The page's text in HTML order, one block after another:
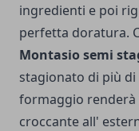
ingredienti e poi
perfetta doratura.
Montasio semi
stagionato di più di
formaggio
croccante all'